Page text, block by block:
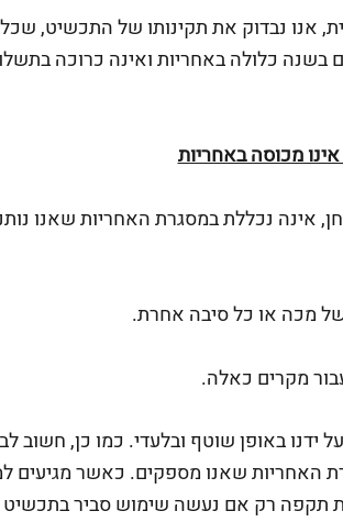
אנו נבדוק את תקינותו של התכשיט, שכל
בשנה כלולה באחריות ואינה כרוכה
מכוסה באחריות
אינה נכללת במסגרת האחריות שאנו
מכה או כל סיבה אחרת.
מקרים כאלה.
ידנו באופן שוטף ובלעדי. כמו כן,
האחריות שאנו מספקים. כאשר מגיעים
תקפה רק אם נעשה שימוש סביר